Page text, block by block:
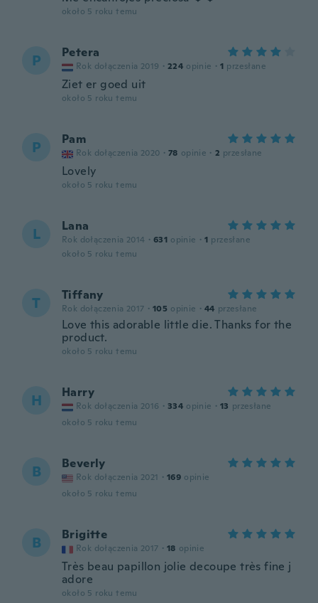
około 5 roku temu
P Petera
Rok dołączenia 2019 · 224 opinie · 1 przesłane
Ziet er goed uit
około 5 roku temu
P Pam
Rok dołączenia 2020 · 78 opinie · 2 przesłane
Lovely
około 5 roku temu
L Lana
Rok dołączenia 2014 · 631 opinie · 1 przesłane
około 5 roku temu
T Tiffany
Rok dołączenia 2017 · 105 opinie · 44 przesłane
Love this adorable little die. Thanks for the
product.
około 5 roku temu
H Harry
Rok dołączenia 2016 · 334 opinie · 13 przesłane
około 5 roku temu
B Beverly
Rok dołączenia 2021 · 169 opinie
około 5 roku temu
B Brigitte
Rok dołączenia 2017 · 18 opinie
Très beau papillon jolie decoupe très fine j
adore
około 5 roku temu